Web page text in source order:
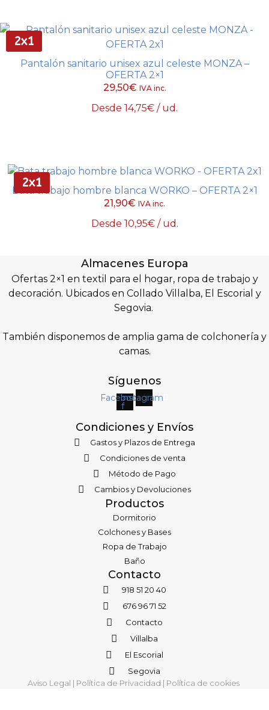
de
múltiples
opciones
de
2x1
Pantalón sanitario unisex azul celeste MONZA –
OFERTA 2×1
29,50€ IVA inc.
Desde 14,75€ / ud.
múltiples
Las
la
página
2x1
Bata trabajo hombre blanca WORKO – OFERTA 2×1
21,90€ IVA inc.
Desde 10,95€ / ud.
múltiples
variantes.
se
Almacenes Europa
Ofertas 2×1 en textil para el hogar, ropa de trabajo y
decoración. Ubicados en Collado Villalba, El Escorial y
Segovia.
También disponemos de amplia gama de colchonería y
camas.
Síguenos
Facebook-
f
Instagram
Condiciones y Envíos
Gastos y Plazos de Entrega
Condiciones de venta
Método de Pago
Cambios y Devoluciones
Productos
Dormitorio
Colchones y Bases
Ropa de Trabajo
Baño
Contacto
918 51 20 40
676 96 71 52
Contacto
Villalba
El Escorial
Segovia
Aviso Legal | Política de Privacidad | Política de cookies